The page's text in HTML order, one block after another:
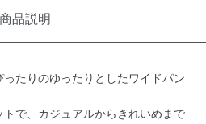
商品説明
ったりのゆったりとしたワイドパン
で、カジュアルからきれいめまで